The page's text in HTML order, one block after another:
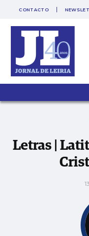
CONTACTO
Letras | Latitudes, Ana
Letras |